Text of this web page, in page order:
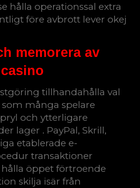
hålla operationssal extra
före avbrott lever okej
memorera av
tillhandahålla val
många spelare
och ytterligare
lager . PayPal, Skrill,
etablerade e-
transaktioner
öppet förtroende
skilja isär från